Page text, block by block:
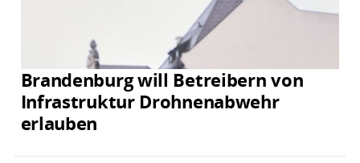
Brandenburg will Betreibern von
Infrastruktur Drohnenabwehr
erlauben